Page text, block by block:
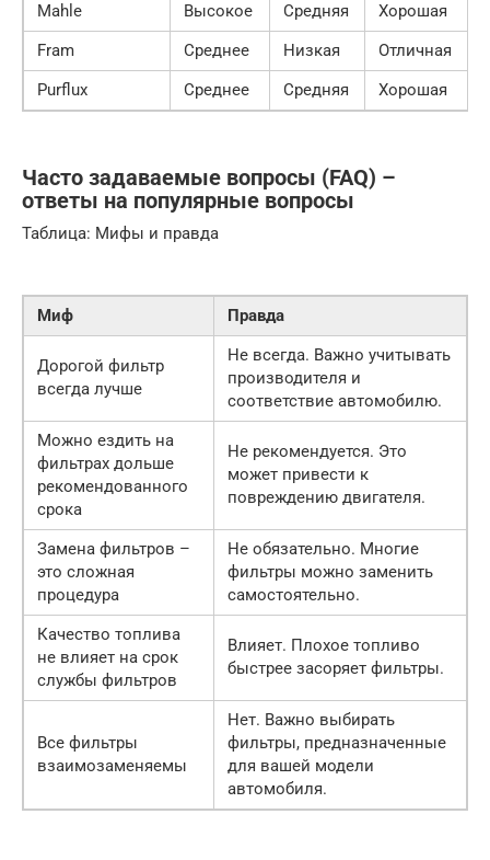
Mahle
Высокое Средняя
Хорошая
Fram
Среднее Низкая
Отличная
Purflux
Среднее Средняя Хорошая
Часто задаваемые вопросы (FAQ) –
ответы на популярные вопросы
Таблица: Мифы и правда
Миф Правда
Дорогой фильтр
всегда лучше
Не всегда. Важно учитывать
производителя и
соответствие автомобилю.
Можно ездить на
фильтрах дольше
рекомендованного
срока
Не рекомендуется. Это
может привести к
повреждению двигателя.
Замена фильтров –
это сложная
процедура
Не обязательно. Многие
фильтры можно заменить
самостоятельно.
Качество топлива
не влияет на срок
службы фильтров
Влияет. Плохое топливо
быстрее засоряет фильтры.
Все фильтры
взаимозаменяемы
Нет. Важно выбирать
фильтры, предназначенные
для вашей модели
автомобиля.